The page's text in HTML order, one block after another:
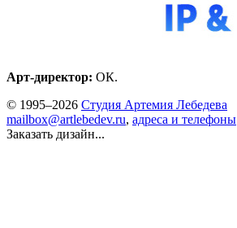
Арт-директор: ОК.
© 1995–2026 Студия Артемия Лебедева
mailbox@artlebedev.ru, адреса и телефоны
Заказать дизайн...